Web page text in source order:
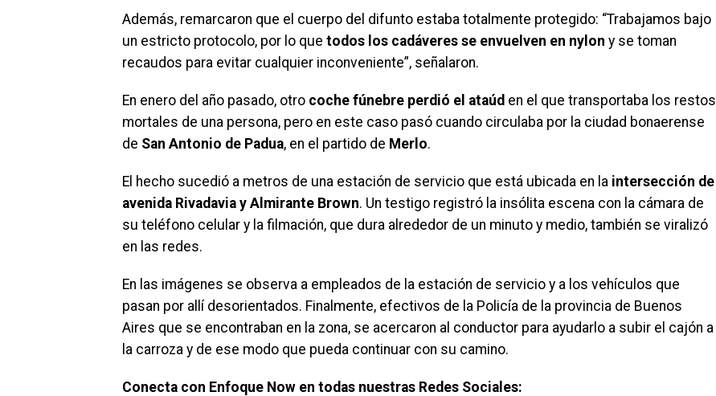
Además, remarcaron que el cuerpo del difunto estaba totalmente protegido: “Trabajamos bajo
un estricto protocolo, por lo que todos los cadáveres se envuelven en nylon y se toman
recaudos para evitar cualquier inconveniente”, señalaron.
En enero del año pasado, otro coche fúnebre perdió el ataúd en el que transportaba los restos
mortales de una persona, pero en este caso pasó cuando circulaba por la ciudad bonaerense
de San Antonio de Padua, en el partido de Merlo.
El hecho sucedió a metros de una estación de servicio que está ubicada en la intersección de
avenida Rivadavia y Almirante Brown. Un testigo registró la insólita escena con la cámara de
su teléfono celular y la filmación, que dura alrededor de un minuto y medio, también se viralizó
en las redes.
En las imágenes se observa a empleados de la estación de servicio y a los vehículos que
pasan por allí desorientados. Finalmente, efectivos de la Policía de la provincia de Buenos
Aires que se encontraban en la zona, se acercaron al conductor para ayudarlo a subir el cajón a
la carroza y de ese modo que pueda continuar con su camino.
Conecta con Enfoque Now en todas nuestras Redes Sociales: